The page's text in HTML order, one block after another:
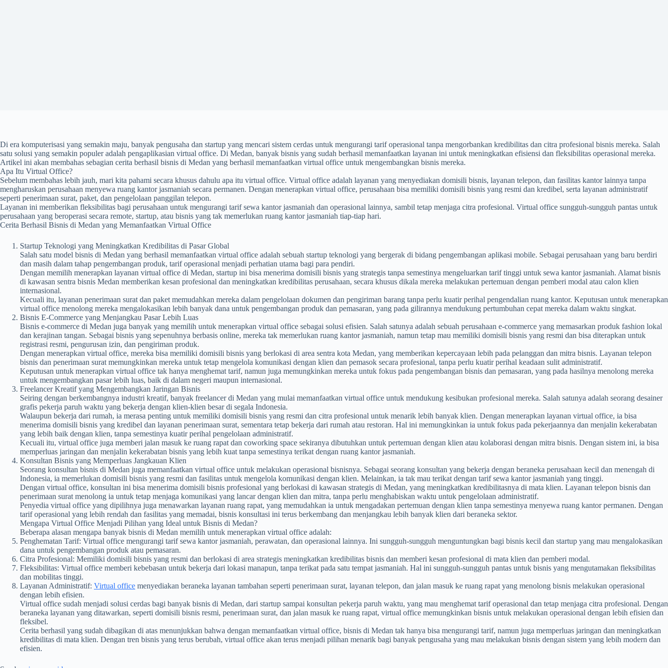
Di era komputerisasi yang semakin maju, banyak pengusaha dan startup yang mencari sistem cerdas untuk mengurangi tarif operasional tanpa mengorbankan kredibilitas dan citra profesional bisnis mereka. Salah
satu solusi yang semakin populer adalah pengaplikasian virtual office. Di Medan, banyak bisnis yang sudah berhasil memanfaatkan layanan ini untuk meningkatkan efisiensi dan fleksibilitas operasional mereka.
Artikel ini akan membahas sebagian cerita berhasil bisnis di Medan yang berhasil memanfaatkan virtual office untuk mengembangkan bisnis mereka.
Apa Itu Virtual Office?
Sebelum membahas lebih jauh, mari kita pahami secara khusus dahulu apa itu virtual office. Virtual office adalah layanan yang menyediakan domisili bisnis, layanan telepon, dan fasilitas kantor lainnya tanpa
mengharuskan perusahaan menyewa ruang kantor jasmaniah secara permanen. Dengan menerapkan virtual office, perusahaan bisa memiliki domisili bisnis yang resmi dan kredibel, serta layanan administratif
seperti penerimaan surat, paket, dan pengelolaan panggilan telepon.
Layanan ini memberikan fleksibilitas bagi perusahaan untuk mengurangi tarif sewa kantor jasmaniah dan operasional lainnya, sambil tetap menjaga citra profesional. Virtual office sungguh-sungguh pantas untuk
perusahaan yang beroperasi secara remote, startup, atau bisnis yang tak memerlukan ruang kantor jasmaniah tiap-tiap hari.
Cerita Berhasil Bisnis di Medan yang Memanfaatkan Virtual Office
Startup Teknologi yang Meningkatkan Kredibilitas di Pasar Global
Salah satu model bisnis di Medan yang berhasil memanfaatkan virtual office adalah sebuah startup teknologi yang bergerak di bidang pengembangan aplikasi mobile. Sebagai perusahaan yang baru berdiri
dan masih dalam tahap pengembangan produk, tarif operasional menjadi perhatian utama bagi para pendiri.
Dengan memilih menerapkan layanan virtual office di Medan, startup ini bisa menerima domisili bisnis yang strategis tanpa semestinya mengeluarkan tarif tinggi untuk sewa kantor jasmaniah. Alamat bisnis
di kawasan sentra bisnis Medan memberikan kesan profesional dan meningkatkan kredibilitas perusahaan, secara khusus dikala mereka melakukan pertemuan dengan pemberi modal atau calon klien
internasional.
Kecuali itu, layanan penerimaan surat dan paket memudahkan mereka dalam pengelolaan dokumen dan pengiriman barang tanpa perlu kuatir perihal pengendalian ruang kantor. Keputusan untuk menerapkan
virtual office menolong mereka mengalokasikan lebih banyak dana untuk pengembangan produk dan pemasaran, yang pada gilirannya mendukung pertumbuhan cepat mereka dalam waktu singkat.
Bisnis E-Commerce yang Menjangkau Pasar Lebih Luas
Bisnis e-commerce di Medan juga banyak yang memilih untuk menerapkan virtual office sebagai solusi efisien. Salah satunya adalah sebuah perusahaan e-commerce yang memasarkan produk fashion lokal
dan kerajinan tangan. Sebagai bisnis yang sepenuhnya berbasis online, mereka tak memerlukan ruang kantor jasmaniah, namun tetap mau memiliki domisili bisnis yang resmi dan bisa diterapkan untuk
registrasi resmi, pengurusan izin, dan pengiriman produk.
Dengan menerapkan virtual office, mereka bisa memiliki domisili bisnis yang berlokasi di area sentra kota Medan, yang memberikan kepercayaan lebih pada pelanggan dan mitra bisnis. Layanan telepon
bisnis dan penerimaan surat memungkinkan mereka untuk tetap mengelola komunikasi dengan klien dan pemasok secara profesional, tanpa perlu kuatir perihal keadaan sulit administratif.
Keputusan untuk menerapkan virtual office tak hanya menghemat tarif, namun juga memungkinkan mereka untuk fokus pada pengembangan bisnis dan pemasaran, yang pada hasilnya menolong mereka
untuk mengembangkan pasar lebih luas, baik di dalam negeri maupun internasional.
Freelancer Kreatif yang Mengembangkan Jaringan Bisnis
Seiring dengan berkembangnya industri kreatif, banyak freelancer di Medan yang mulai memanfaatkan virtual office untuk mendukung kesibukan profesional mereka. Salah satunya adalah seorang desainer
grafis pekerja paruh waktu yang bekerja dengan klien-klien besar di segala Indonesia.
Walaupun bekerja dari rumah, ia merasa penting untuk memiliki domisili bisnis yang resmi dan citra profesional untuk menarik lebih banyak klien. Dengan menerapkan layanan virtual office, ia bisa
menerima domisili bisnis yang kredibel dan layanan penerimaan surat, sementara tetap bekerja dari rumah atau restoran. Hal ini memungkinkan ia untuk fokus pada pekerjaannya dan menjalin kekerabatan
yang lebih baik dengan klien, tanpa semestinya kuatir perihal pengelolaan administratif.
Kecuali itu, virtual office juga memberi jalan masuk ke ruang rapat dan coworking space sekiranya dibutuhkan untuk pertemuan dengan klien atau kolaborasi dengan mitra bisnis. Dengan sistem ini, ia bisa
memperluas jaringan dan menjalin kekerabatan bisnis yang lebih kuat tanpa semestinya terikat dengan ruang kantor jasmaniah.
Konsultan Bisnis yang Memperluas Jangkauan Klien
Seorang konsultan bisnis di Medan juga memanfaatkan virtual office untuk melakukan operasional bisnisnya. Sebagai seorang konsultan yang bekerja dengan beraneka perusahaan kecil dan menengah di
Indonesia, ia memerlukan domisili bisnis yang resmi dan fasilitas untuk mengelola komunikasi dengan klien. Melainkan, ia tak mau terikat dengan tarif sewa kantor jasmaniah yang tinggi.
Dengan virtual office, konsultan ini bisa menerima domisili bisnis profesional yang berlokasi di kawasan strategis di Medan, yang meningkatkan kredibilitasnya di mata klien. Layanan telepon bisnis dan
penerimaan surat menolong ia untuk tetap menjaga komunikasi yang lancar dengan klien dan mitra, tanpa perlu menghabiskan waktu untuk pengelolaan administratif.
Penyedia virtual office yang dipilihnya juga menawarkan layanan ruang rapat, yang memudahkan ia untuk mengadakan pertemuan dengan klien tanpa semestinya menyewa ruang kantor permanen. Dengan
tarif operasional yang lebih rendah dan fasilitas yang memadai, bisnis konsultasi ini terus berkembang dan menjangkau lebih banyak klien dari beraneka sektor.
Mengapa Virtual Office Menjadi Pilihan yang Ideal untuk Bisnis di Medan?
Beberapa alasan mengapa banyak bisnis di Medan memilih untuk menerapkan virtual office adalah:
Penghematan Tarif: Virtual office mengurangi tarif sewa kantor jasmaniah, perawatan, dan operasional lainnya. Ini sungguh-sungguh menguntungkan bagi bisnis kecil dan startup yang mau mengalokasikan
dana untuk pengembangan produk atau pemasaran.
Citra Profesional: Memiliki domisili bisnis yang resmi dan berlokasi di area strategis meningkatkan kredibilitas bisnis dan memberi kesan profesional di mata klien dan pemberi modal.
Fleksibilitas: Virtual office memberi kebebasan untuk bekerja dari lokasi manapun, tanpa terikat pada satu tempat jasmaniah. Hal ini sungguh-sungguh pantas untuk bisnis yang mengutamakan fleksibilitas
dan mobilitas tinggi.
Layanan Administratif: Virtual office menyediakan beraneka layanan tambahan seperti penerimaan surat, layanan telepon, dan jalan masuk ke ruang rapat yang menolong bisnis melakukan operasional
dengan lebih efisien.
Virtual office sudah menjadi solusi cerdas bagi banyak bisnis di Medan, dari startup sampai konsultan pekerja paruh waktu, yang mau menghemat tarif operasional dan tetap menjaga citra profesional. Dengan
beraneka layanan yang ditawarkan, seperti domisili bisnis resmi, penerimaan surat, dan jalan masuk ke ruang rapat, virtual office memungkinkan bisnis untuk melakukan operasional dengan lebih efisien dan
fleksibel.
Cerita berhasil yang sudah dibagikan di atas menunjukkan bahwa dengan memanfaatkan virtual office, bisnis di Medan tak hanya bisa mengurangi tarif, namun juga memperluas jaringan dan meningkatkan
kredibilitas di mata klien. Dengan tren bisnis yang terus berubah, virtual office akan terus menjadi pilihan menarik bagi banyak pengusaha yang mau melakukan bisnis dengan sistem yang lebih modern dan
efisien.